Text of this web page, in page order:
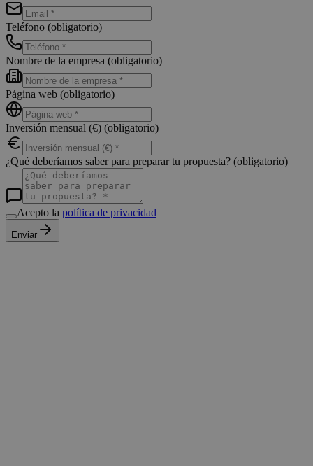
Teléfono (obligatorio)
Nombre de la empresa (obligatorio)
Página web (obligatorio)
Inversión mensual (€) (obligatorio)
¿Qué deberíamos saber para preparar tu propuesta? (obligatorio)
Acepto la política de privacidad
Enviar